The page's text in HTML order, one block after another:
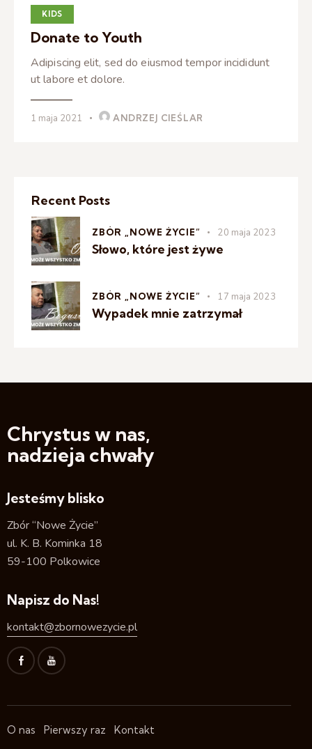
KIDS
Donate to Youth
Adipiscing elit, sed do eiusmod tempor incididunt
ut labore et dolore.
1 maja 2021 ANDRZEJ CIEŚLAR
Recent Posts
ZBÓR „NOWE ŻYCIE” 20 maja 2023
Słowo, które jest żywe
ZBÓR „NOWE ŻYCIE” 17 maja 2023
Wypadek mnie zatrzymał
Chrystus w nas,
nadzieja chwały
Jesteśmy blisko
Zbór “Nowe Życie”
ul. K. B. Kominka 18
59-100 Polkowice
Napisz do Nas!
kontakt@zbornowezycie.pl
O nas Pierwszy raz Kontakt